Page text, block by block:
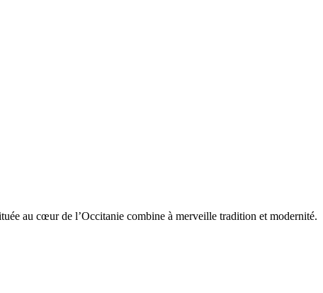
au cœur de l’Occitanie combine à merveille tradition et modernité.